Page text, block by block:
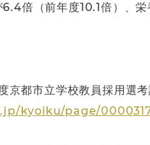
6.4倍（前年度10.1倍）、
京都市立学校教員採用選考
kyoiku/page/